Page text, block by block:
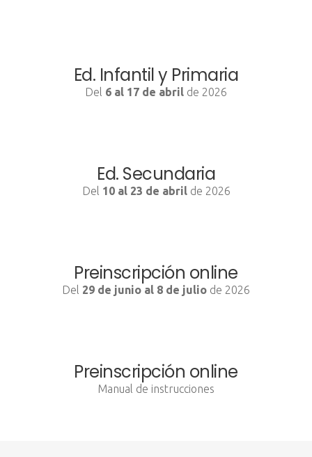
Ed. Infantil y Primaria
Del 6 al 17 de abril de 2026
Ed. Secundaria
Del 10 al 23 de abrilde 2026
Preinscripción online
Del 29 de junio al 8 de julio de 2026
Preinscripción online
Manual de instrucciones